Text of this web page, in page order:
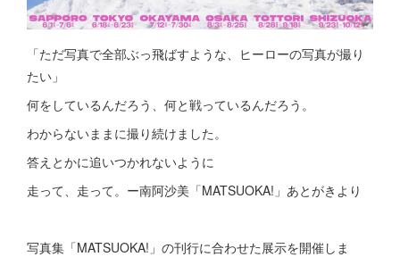
「ただ写真で全部ぶっ飛ばすような、ヒーローの写真が撮り
たい」
何をしているんだろう、何と戦っているんだろう。
わからないままに撮り続けました。
答えとかに追いつかれないように
走って、走って。ー南阿沙美「MATSUOKA!」あとがきより
写真集「MATSUOKA!」の刊行に合わせた展示を開催しま